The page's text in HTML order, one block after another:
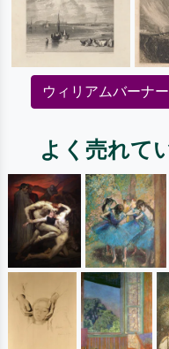
ウィリアムバーナ
よく売れて